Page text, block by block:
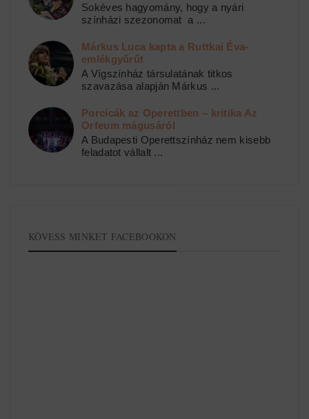
Sokéves hagyomány, hogy a nyári
színházi szezonomat a ...
Márkus Luca kapta a Ruttkai Éva-
emlékgyűrűt
A Vígszínház társulatának titkos
szavazása alapján Márkus ...
Porcicák az Operettben – kritika Az
Orfeum mágusáról
A Budapesti Operettszínház nem kisebb
feladatot vállalt ...
KÖVESS MINKET FACEBOOKON